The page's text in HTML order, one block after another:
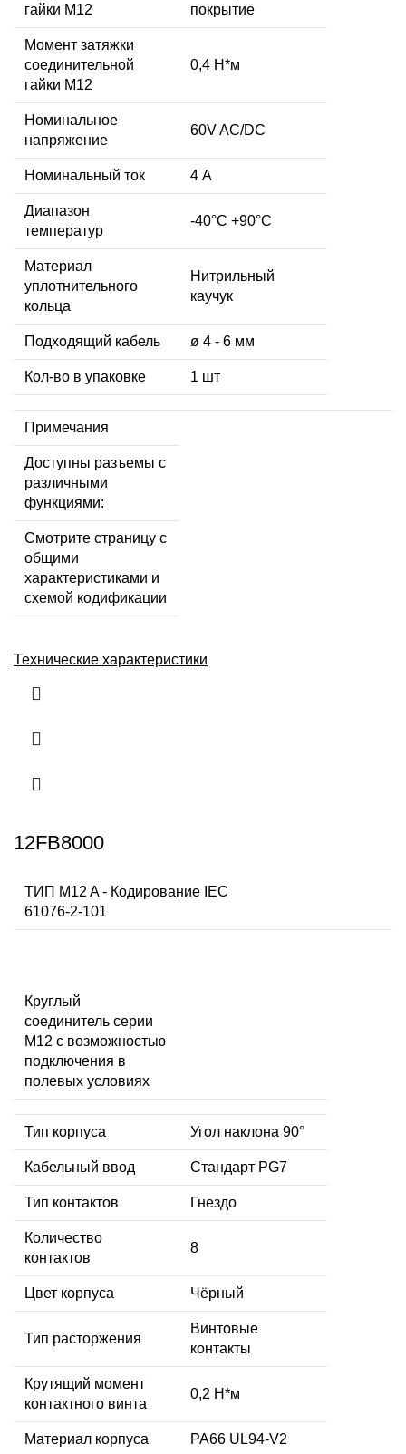
гайки M12
покрытие
Момент затяжки
соединительной
гайки M12
0,4 Н*м
Номинальное
напряжение
60V AC/DC
Номинальный ток 4 А
Диапазон
температур
-40°C +90°C
Материал
уплотнительного
кольца
Нитрильный
каучук
Подходящий кабель ø 4 - 6 мм
Кол-во в упаковке 1 шт
Примечания
Доступны разъемы с
различными
функциями:
Смотрите страницу с
общими
характеристиками и
схемой кодификации
Технические характеристики
12FB8000
ТИП M12 A - Кодирование IEC
61076-2-101
Круглый
соединитель серии
M12 с возможностью
подключения в
полевых условиях
Тип корпуса Угол наклона 90°
Кабельный ввод Стандарт PG7
Тип контактов Гнездо
Количество
контактов
8
Цвет корпуса Чёрный
Тип расторжения
Винтовые
контакты
Крутящий момент
контактного винта
0,2 Н*м
Материал корпуса PA66 UL94-V2